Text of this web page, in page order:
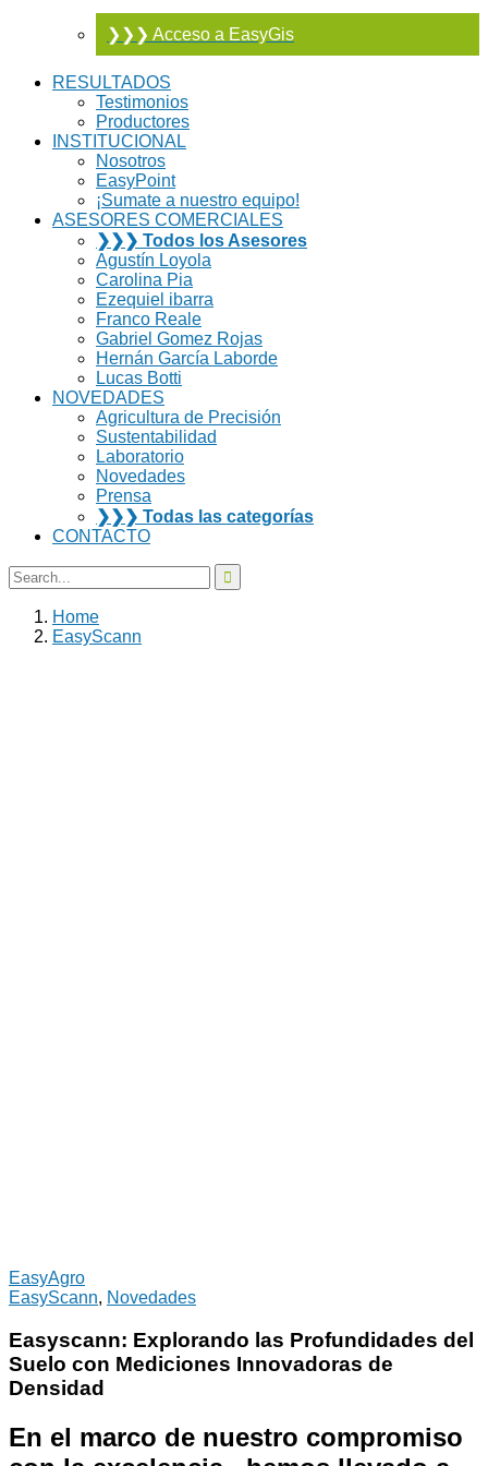
❯❯❯ Acceso a EasyGis
RESULTADOS
Testimonios
Productores
INSTITUCIONAL
Nosotros
EasyPoint
¡Sumate a nuestro equipo!
ASESORES COMERCIALES
❯❯❯ Todos los Asesores
Agustín Loyola
Carolina Pia
Ezequiel ibarra
Franco Reale
Gabriel Gomez Rojas
Hernán García Laborde
Lucas Botti
NOVEDADES
Agricultura de Precisión
Sustentabilidad
Laboratorio
Novedades
Prensa
❯❯❯ Todas las categorías
CONTACTO
Home
EasyScann
EasyAgro
EasyScann, Novedades
Easyscann: Explorando las Profundidades del
Suelo con Mediciones Innovadoras de
Densidad
En el marco de nuestro compromiso